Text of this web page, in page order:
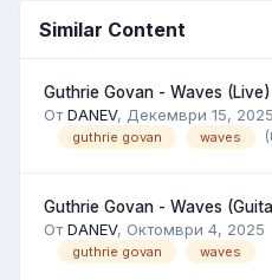
Similar Content
Guthrie Govan - Waves (Live)
ОтDANEV, Декември 15, 2025
guthrie govan waves
Guthrie Govan - Waves
ОтDANEV, Октомври 4, 2025
guthrie govan waves